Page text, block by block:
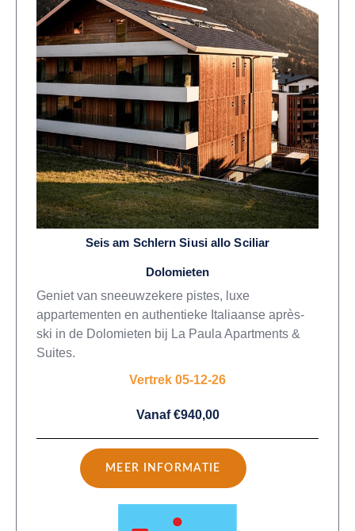
Seis am Schlern Siusi allo Sciliar
Dolomieten
Geniet van sneeuwzekere pistes, luxe
appartementen en authentieke Italiaanse après-
ski in de Dolomieten bij La Paula Apartments &
Suites.
Vertrek 05-12-26
Vanaf €940,00
MEER INFORMATIE